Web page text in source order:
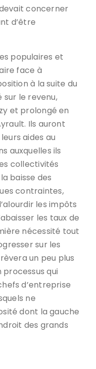
devait concerner
d’être
populaires et
face à
à la suite du
le revenu,
et prolongé en
Ils auront
aides au
auxquelles ils
collectivités
baisse des
contraintes,
les impôts
les taux de
nécessité tout
sur les
un peu plus
qui
d’entreprise
ne
dont la gauche
des grands